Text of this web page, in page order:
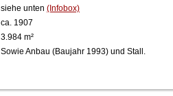
siehe unten(Infobox)
ca. 1907
3.984 m²
Sowie Anbau (Baujahr 1993) und Stall.